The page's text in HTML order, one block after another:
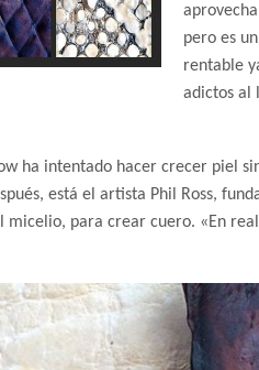
pero es
rentable
adictos al
ha intentado hacer crecer piel
está el artista Phil Ross,
micelio, para crear cuero. «En